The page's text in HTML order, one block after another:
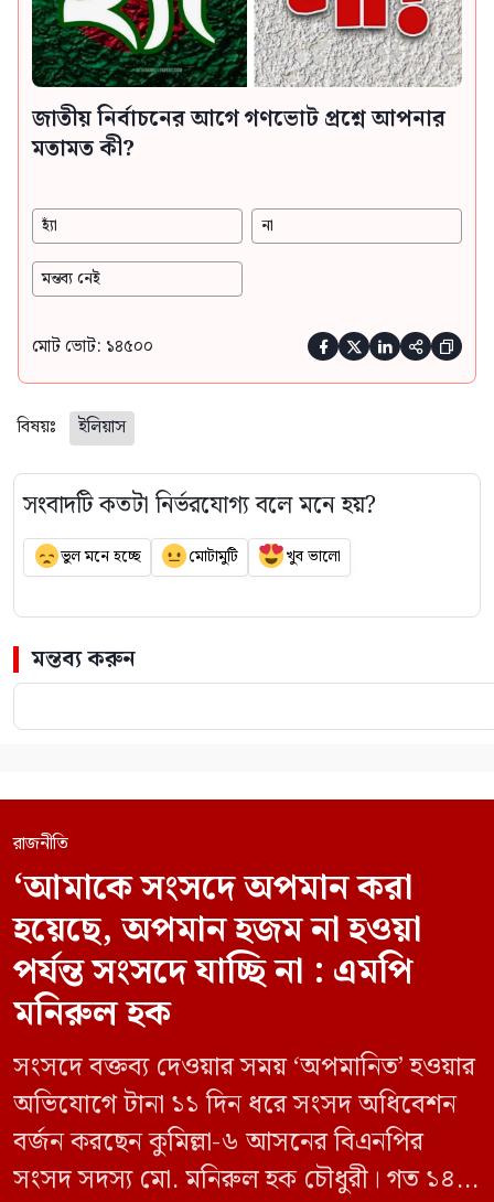
জাতীয় নির্বাচনের আগে গণভোট প্রশ্নে আপনার
মতামত কী?
হ্যাঁ না
মন্তব্য নেই
মোট ভোট: ১৪৫০০     
বিষয়ঃ ইলিয়াস
সংবাদটি কতটা নির্ভরযোগ্য বলে মনে হয়?
ভুল মনে হচ্ছে মোটামুটি খুব ভালো
মন্তব্য করুন
রাজনীতি
‘আমাকে সংসদে অপমান করা
হয়েছে, অপমান হজম না হওয়া
পর্যন্ত সংসদে যাচ্ছি না : এমপি
মনিরুল হক
সংসদে বক্তব্য দেওয়ার সময় ‘অপমানিত’ হওয়ার
অভিযোগে টানা ১১ দিন ধরে সংসদ অধিবেশন
বর্জন করছেন কুমিল্লা-৬ আসনের বিএনপির
সংসদ সদস্য মো. মনিরুল হক চৌধুরী। গত ১৪